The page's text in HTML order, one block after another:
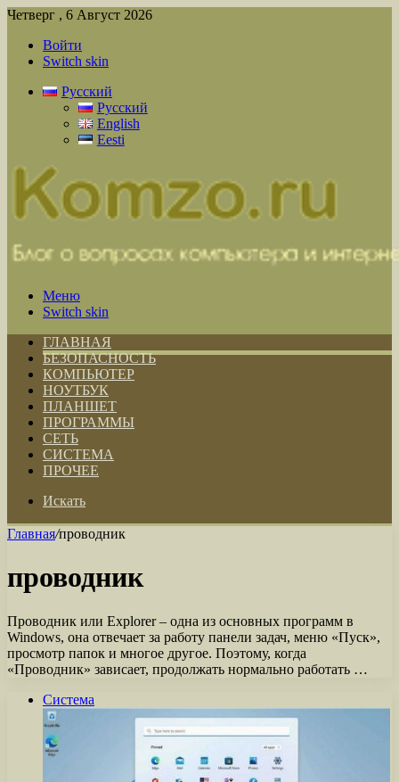
Четверг , 6 Август 2026
Войти
Switch skin
Русский
Русский
English
Eesti
Меню
Switch skin
ГЛАВНАЯ
БЕЗОПАСНОСТЬ
КОМПЬЮТЕР
НОУТБУК
ПЛАНШЕТ
ПРОГРАММЫ
СЕТЬ
СИСТЕМА
ПРОЧЕЕ
Искать
Главная/проводник
проводник
Проводник или Explorer – одна из основных программ в
Windows, она отвечает за работу панели задач, меню «Пуск»,
просмотр папок и многое другое. Поэтому, когда
«Проводник» зависает, продолжать нормально работать …
Система